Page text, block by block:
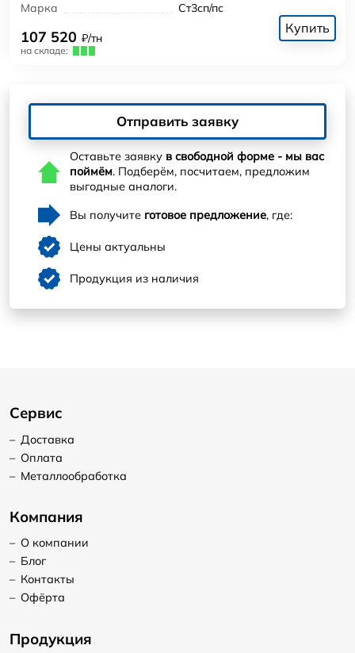
Марка
Ст3сп/пс
107 520 ₽/тн
на складе:
Купить
Отправить заявку
Оставьте заявку в свободной форме - мы вас
поймём. Подберём, посчитаем, предложим
выгодные аналоги.
Вы получите готовое предложение, где:
Цены актуальны
Продукция из наличия
Сервис
– Доставка
– Оплата
– Металлообработка
Компания
– О компании
– Блог
– Контакты
– Офёрта
Продукция